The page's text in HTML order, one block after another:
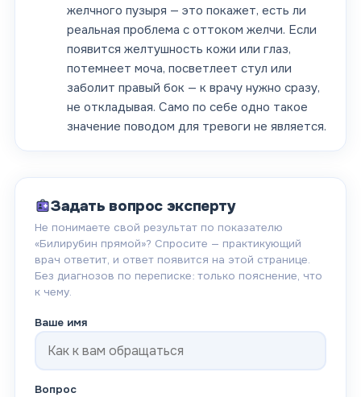
желчного пузыря — это покажет, есть ли
реальная проблема с оттоком желчи. Если
появится желтушность кожи или глаз,
потемнеет моча, посветлеет стул или
заболит правый бок — к врачу нужно сразу,
не откладывая. Само по себе одно такое
значение поводом для тревоги не является.
Задать вопрос эксперту
Не понимаете свой результат по показателю
«Билирубин прямой»? Спросите — практикующий
врач ответит, и ответ появится на этой странице.
Без диагнозов по переписке: только пояснение, что
к чему.
Ваше имя
Вопрос